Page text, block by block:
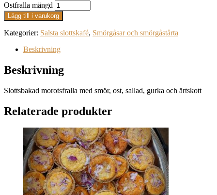
Ostfralla mängd
Lägg till i varukorg
Kategorier: Salsta slottskafé, Smörgåsar och smörgåstårta
Beskrivning
Beskrivning
Slottsbakad morotsfralla med smör, ost, sallad, gurka och ärtskott
Relaterade produkter